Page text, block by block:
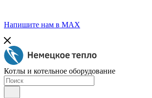
Напишите нам в МАХ
Котлы и котельное оборудование